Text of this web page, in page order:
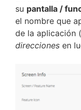
su pantalla /
el nombre que
de la aplicación
direcciones en